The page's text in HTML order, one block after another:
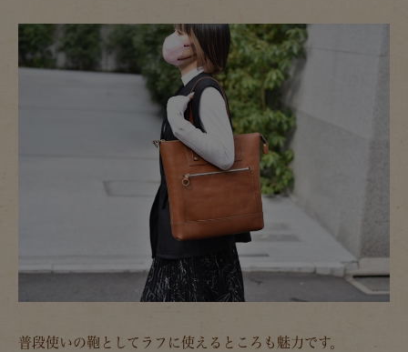
普段使いの鞄としてラフに使えるところも魅力です。